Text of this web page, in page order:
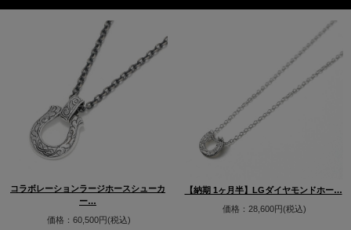
コラボレーションラージホースシューカ
ー…
価格：60,500円(税込)
【納期 1ヶ月半】LGダイヤモンドホー…
価格：28,600円(税込)